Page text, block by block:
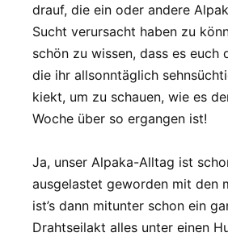
drauf, die ein oder andere
Sucht verursacht haben zu
schön zu wissen, dass es euch
die ihr allsonntäglich
kiekt, um zu schauen, wie es
Woche über so ergangen ist!
Ja, unser Alpaka-Alltag ist
ausgelastet geworden mit den
ist’s dann mitunter schon ein
Drahtseilakt alles unter einen